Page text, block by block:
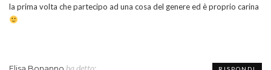
la prima volta che partecipo ad una cosa del genere ed è proprio carina